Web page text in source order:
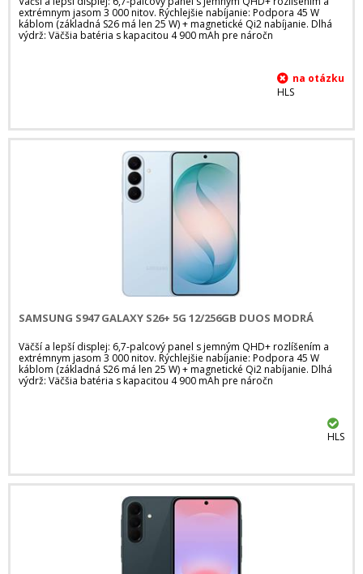
extrémnym jasom 3 000 nitov. Rýchlejšie nabíjanie: Podpora 45 W
káblom (základná S26 má len 25 W) + magnetické Qi2 nabíjanie. Dlhá
výdrž: Väčšia batéria s kapacitou 4 900 mAh pre náročn
HLS
SAMSUNG S947 GALAXY S26+ 5G 12/256GB DUOS MODRÁ
Väčší a lepší displej: 6,7-palcový panel s jemným QHD+ rozlíšením a
extrémnym jasom 3 000 nitov. Rýchlejšie nabíjanie: Podpora 45 W
káblom (základná S26 má len 25 W) + magnetické Qi2 nabíjanie. Dlhá
výdrž: Väčšia batéria s kapacitou 4 900 mAh pre náročn
HLS